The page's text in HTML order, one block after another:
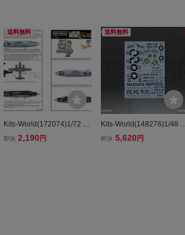
送料無料
Kits-World(172074)1/72 M
artin B-26C 'Little Pink Pan
即決 2,190 円
送料無料
Kits-World(148276)1/48 U
S Marine Corps McDonnel
即決 5,620 円